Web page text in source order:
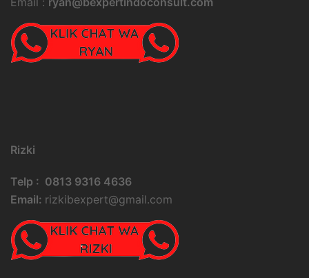
Rizki
Telp : 0813 9316 4636
Email: rizkibexpert@gmail.com